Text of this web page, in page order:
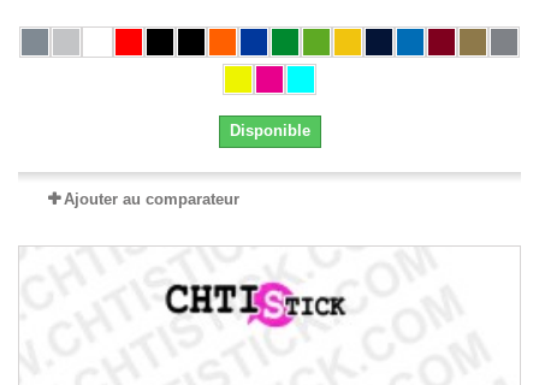
Disponible
Ajouter au comparateur